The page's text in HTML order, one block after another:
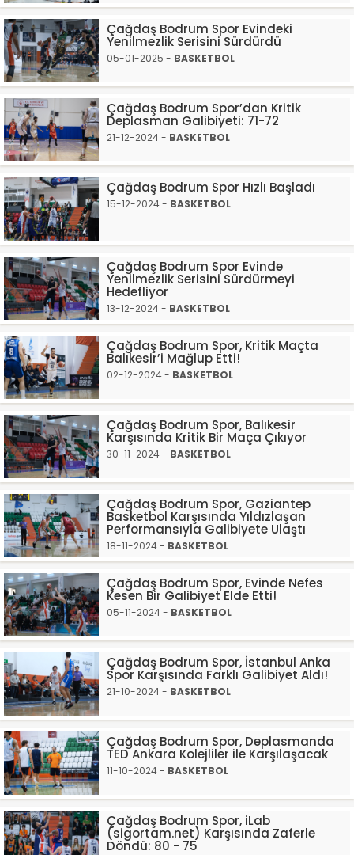
Çağdaş Bodrum Spor Evindeki
Yenilmezlik Serisini Sürdürdü
05-01-2025 - BASKETBOL
Çağdaş Bodrum Spor’dan Kritik
Deplasman Galibiyeti: 71-72
21-12-2024 - BASKETBOL
Çağdaş Bodrum Spor Hızlı Başladı
15-12-2024 - BASKETBOL
Çağdaş Bodrum Spor Evinde
Yenilmezlik Serisini Sürdürmeyi
Hedefliyor
13-12-2024 - BASKETBOL
Çağdaş Bodrum Spor, Kritik Maçta
Balıkesir’i Mağlup Etti!
02-12-2024 - BASKETBOL
Çağdaş Bodrum Spor, Balıkesir
Karşısında Kritik Bir Maça Çıkıyor
30-11-2024 - BASKETBOL
Çağdaş Bodrum Spor, Gaziantep
Basketbol Karşısında Yıldızlaşan
Performansıyla Galibiyete Ulaştı
18-11-2024 - BASKETBOL
Çağdaş Bodrum Spor, Evinde Nefes
Kesen Bir Galibiyet Elde Etti!
05-11-2024 - BASKETBOL
Çağdaş Bodrum Spor, İstanbul Anka
Spor Karşısında Farklı Galibiyet Aldı!
21-10-2024 - BASKETBOL
Çağdaş Bodrum Spor, Deplasmanda
TED Ankara Kolejliler ile Karşılaşacak
11-10-2024 - BASKETBOL
Çağdaş Bodrum Spor, iLab
(sigortam.net) Karşısında Zaferle
Döndü: 80 - 75